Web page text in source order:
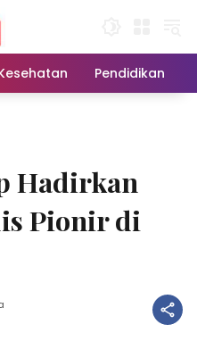
Pendidikan
Hadirkan
Pionir di